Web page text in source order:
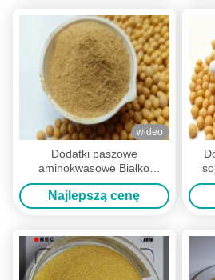
wideo
Dodatki paszowe
aminokwasowe Białko
surowe o wysokiej strawności
pepsyny dla kompleksowego
żywienia zwierząt
Najlepszą cenę
dla